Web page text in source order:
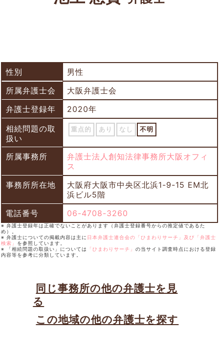
性別
男性
所属弁護士会
大阪弁護士会
弁護士登録年
2020年
相続問題の取
扱い
重点的 あり なし 不明
所属事務所
弁護士法人創知法律事務所大阪オフィ
ス
事務所所在地
大阪府大阪市中央区北浜1-9-15 EM北
浜ビル5階
電話番号
06-4708-3260
※ 弁護士登録年は正確でないことがあります（弁護士登録番号からの推定値であるた
め）。
※ 弁護士についての掲載内容は主に 日本弁護士連合会の「ひまわりサーチ」及び「弁護士
検索」 を参照しています。
※ 「相続問題の取扱い」については
「ひまわりサーチ」 の当サイト調査時点における登録
内容等を参考に分類しています。
同じ事務所の他の弁護士を見
る
この地域の他の弁護士を探す